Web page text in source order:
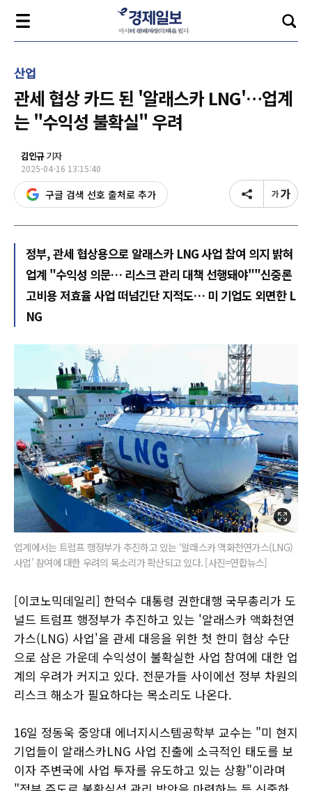
산업
관세 협상 카드 된 '알래스카 LNG'…업계
는 "수익성 불확실" 우려
김인규기자
2025-04-16 13:15:40
구글 검색 선호 출처로 추가
정부, 관세 협상용으로 알래스카 LNG 사업 참여 의지 밝혀
업계 "수익성 의문… 리스크 관리 대책 선행돼야""신중론
고비용 저효율 사업 떠넘긴단 지적도… 미 기업도 외면한 L
NG
업계에서는 트럼프 행정부가 추진하고 있는 ‘알래스카 액화천연가스(LNG)
사업’ 참여에 대한 우려의 목소리가 확산되고 있다. [사진=연합뉴스]
[이코노믹데일리] 한덕수 대통령 권한대행 국무총리가 도
널드 트럼프 행정부가 추진하고 있는 '알래스카 액화천연
가스(LNG) 사업'을 관세 대응을 위한 첫 한미 협상 수단
으로 삼은 가운데 수익성이 불확실한 사업 참여에 대한 업
계의 우려가 커지고 있다. 전문가들 사이에선 정부 차원의
리스크 해소가 필요하다는 목소리도 나온다.
16일 정동욱 중앙대 에너지시스템공학부 교수는 "미 현지
기업들이 알래스카LNG 사업 진출에 소극적인 태도를 보
이자 주변국에 사업 투자를 유도하고 있는 상황"이라며